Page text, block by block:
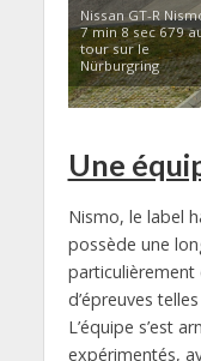
Nissan GT-R
7 min 8 sec 679
tour sur le
Nürburgring
Une
Nismo, le label
possède une
particulièrement
d’épreuves
L’équipe s’est
expérimentés,